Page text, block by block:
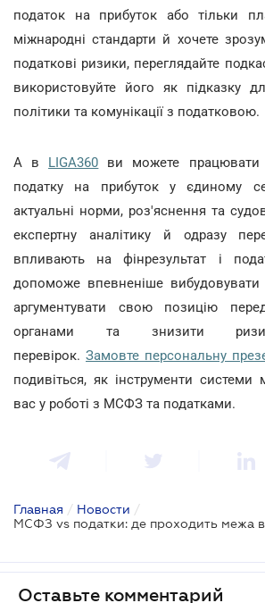
податок на прибуток або тільки
міжнародні стандарти й хочете
податкові ризики, переглядайте
використовуйте його як підказку
політики та комунікації з податковою.
А в LIGA360 ви можете
податку на прибуток у єдиному
актуальні норми, роз'яснення та
експертну аналітику й одразу
впливають на фінрезультат і
допоможе впевненіше вибудовувати
аргументувати свою позицію
органами та знизити
перевірок. Замовте персональну
подивіться, як інструменти системи
вас у роботі з МСФЗ та податками.
Главная / Новости /
Оставьте комментарий